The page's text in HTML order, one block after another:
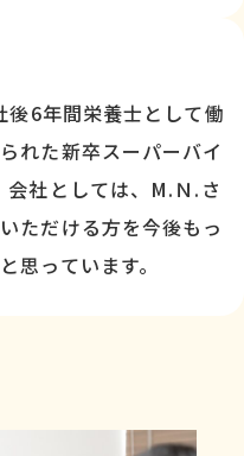
後6年間栄養士として働
れた新卒スーパーバイ
会社としては、M.Ｎ.さ
ただける方を今後もっ
思っています。